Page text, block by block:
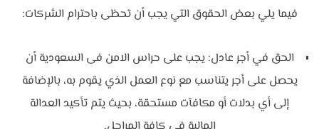
فيما يلي بعض الحقوق التي يجب أن تحظى باحترام الشركات:
الحق في أجر عادل: يجب على حراس الامن فى السعودية أن
يحصل على أجر يتناسب مع نوع العمل الذي يقوم به، بالإضافة
إلى أي بدلات أو مكافآت مستحقة، بحيث يتم تأكيد العدالة